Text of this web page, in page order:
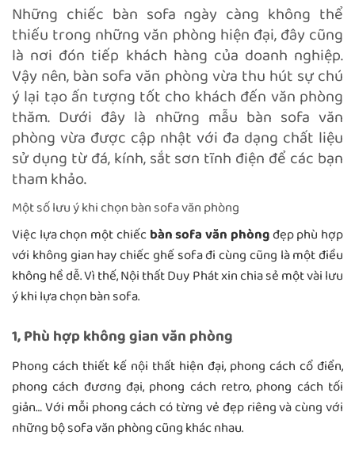
Những chiếc bàn sofa ngày càng không thể
thiếu trong những văn phòng hiện đại, đây cũng
là nơi đón tiếp khách hàng của doanh nghiệp.
Vậy nên, bàn sofa văn phòng vừa thu hút sự chú
ý lại tạo ấn tượng tốt cho khách đến văn phòng
thăm. Dưới đây là những mẫu bàn sofa văn
phòng vừa được cập nhật với đa dạng chất liệu
sử dụng từ đá, kính, sắt sơn tĩnh điện để các bạn
tham khảo.
Một số lưu ý khi chọn bàn sofa văn phòng
Việc lựa chọn một chiếc bàn sofa văn phòngđẹp phù hợp
với không gian hay chiếc ghế sofa đi cùng cũng là một điều
không hề dễ. Vì thế, Nội thất Duy Phát xin chia sẻ một vài lưu
ý khi lựa chọn bàn sofa.
1, Phù hợp không gian văn phòng
Phong cách thiết kế nội thất hiện đại, phong cách cổ điển,
phong cách đương đại, phong cách retro, phong cách tối
giản… Với mỗi phong cách có từng vẻ đẹp riêng và cùng với
những bộ sofa văn phòng cũng khác nhau.